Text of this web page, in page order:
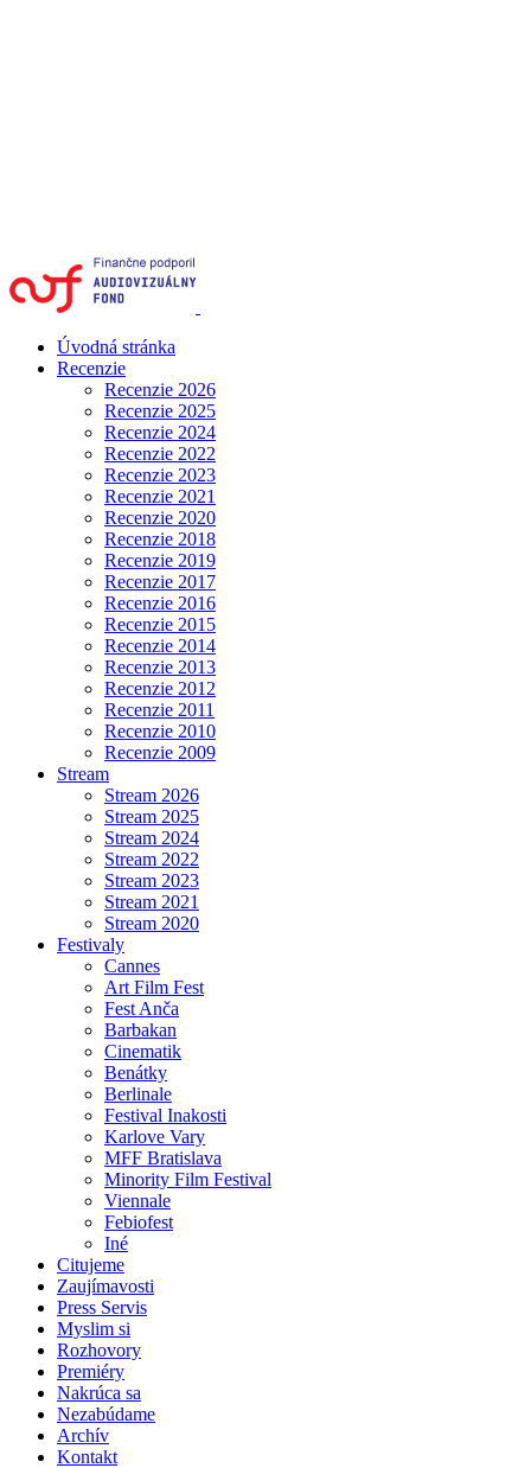
Úvodná stránka
Recenzie
Recenzie 2026
Recenzie 2025
Recenzie 2024
Recenzie 2022
Recenzie 2023
Recenzie 2021
Recenzie 2020
Recenzie 2018
Recenzie 2019
Recenzie 2017
Recenzie 2016
Recenzie 2015
Recenzie 2014
Recenzie 2013
Recenzie 2012
Recenzie 2011
Recenzie 2010
Recenzie 2009
Stream
Stream 2026
Stream 2025
Stream 2024
Stream 2022
Stream 2023
Stream 2021
Stream 2020
Festivaly
Cannes
Art Film Fest
Fest Anča
Barbakan
Cinematik
Benátky
Berlinale
Festival Inakosti
Karlove Vary
MFF Bratislava
Minority Film Festival
Viennale
Febiofest
Iné
Citujeme
Zaujímavosti
Press Servis
Myslim si
Rozhovory
Premiéry
Nakrúca sa
Nezabúdame
Archív
Kontakt